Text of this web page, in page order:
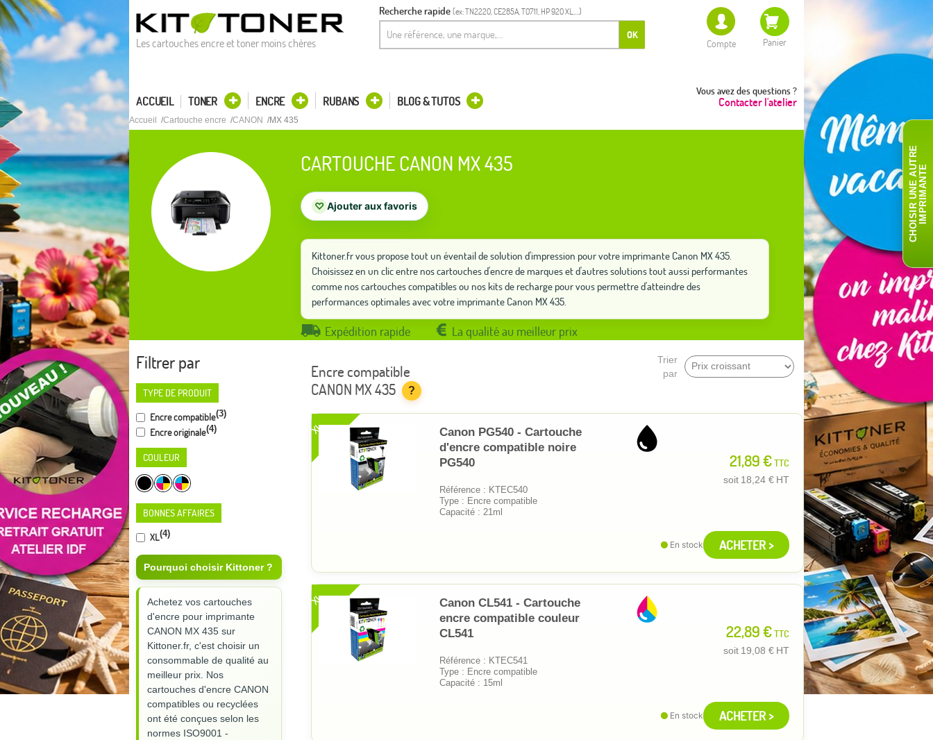
Les cartouches encre et toner moins chères
Recherche rapide (ex: TN2220, CE285A, T0711, HP 920 XL,...)
OK
Compte Panier
Vous avez des questions ?
Contacter l'atelier
ACCUEIL TONER ENCRE RUBANS BLOG & TUTOS
Accueil Cartouche encre CANON MX 435
CARTOUCHE CANON MX 435
♡ Ajouter aux favoris
Kittoner.fr vous propose tout un éventail de solution d'impression pour votre imprimante Canon MX 435.
Choisissez en un clic entre nos cartouches d'encre de marques et d'autres solutions tout aussi performantes
comme nos cartouches compatibles ou nos kits de recharge pour vous permettre d'atteindre des
performances optimales avec votre imprimante Canon MX 435.
Expédition rapide La qualité au meilleur prix
Filtrer par
TYPE DE PRODUIT
Encre compatible(3)
Encre originale(4)
COULEUR
BONNES AFFAIRES
XL(4)
Pourquoi choisir Kittoner ?
Achetez vos cartouches
d'encre pour imprimante
CANON MX 435 sur
Kittoner.fr, c'est choisir un
consommable de qualité au
meilleur prix. Nos
cartouches d'encre CANON
compatibles ou recyclées
ont été conçues selon les
normes ISO9001 -
Trier
par
Encre compatible
CANON MX 435
?
XL
Canon PG540 - Cartouche
d'encre compatible noire
PG540
Référence : KTEC540
Type : Encre compatible
Capacité : 21ml
21,89 €TTC
soit 18,24 € HT
En stock ACHETER >
XL
Canon CL541 - Cartouche
encre compatible couleur
CL541
Référence : KTEC541
Type : Encre compatible
Capacité : 15ml
22,89 €TTC
soit 19,08 € HT
En stock ACHETER >
C
H
O
I
S
I
R
U
N
E
AU
T
R
E
I
M
P
R
I
M
A
N
TE